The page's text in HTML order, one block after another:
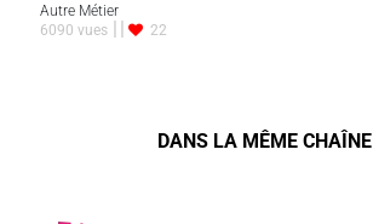
Autre Métier
6090 vues
22
DANS LA MÊME CHAÎNE